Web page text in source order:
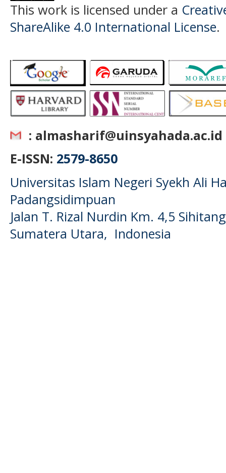
This work is licensed under a
ShareAlike 4.0 International License.
: almasharif@uinsyahada.ac.id
E-ISSN: 2579-8650
Universitas Islam Negeri Syekh Ali
Padangsidimpuan
Jalan T. Rizal Nurdin Km. 4,5
Sumatera Utara, Indonesia